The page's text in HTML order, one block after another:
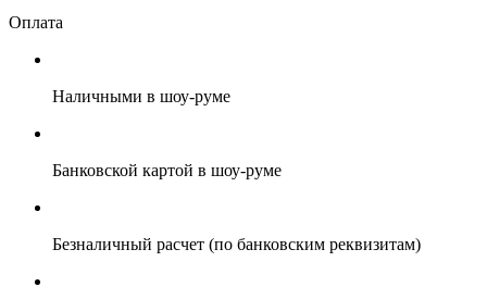
Оплата
Наличными в шоу-руме
Банковской картой в шоу-руме
Безналичный расчет (по банковским реквизитам)